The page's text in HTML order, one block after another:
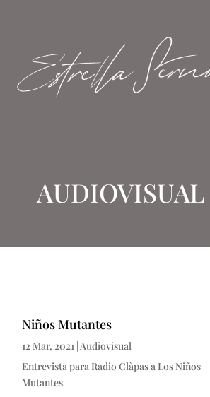
AUDIOVISUAL
Niños Mutantes
12 Mar, 2021 | Audiovisual
Entrevista para Radio Clàpas a Los Niños
Mutantes